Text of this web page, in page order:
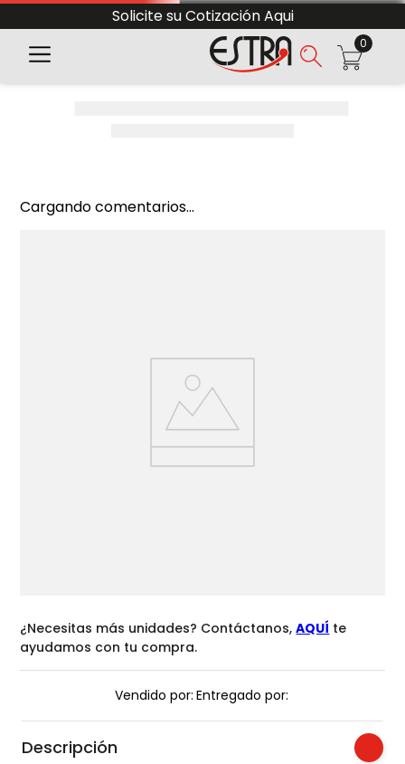
Solicite su Cotización Aqui
0
Cargando comentarios...
¿Necesitas más unidades? Contáctanos,AQUÍ te
ayudamos con tu compra.
Vendido por: Entregado por:
Descripción